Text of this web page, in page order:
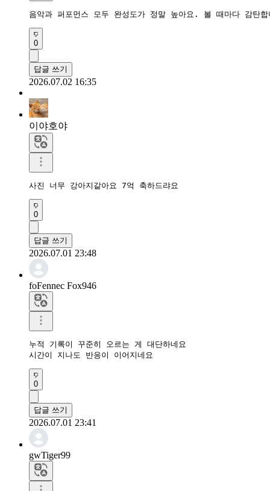
음악과 퍼포먼스 모두 완성도가 정말 높아요. 볼 때마다 감탄
0
답글 쓰기
2026.07.02 16:35
이야호야
사진 너무 강아지같아요 7억 축하드랴요
0
답글 쓰기
2026.07.01 23:48
foFennec Fox946
누적 기록이 꾸준히 오르는 게 대단하네요
시간이 지나도 반응이 이어지네요
0
답글 쓰기
2026.07.01 23:41
gwTiger99